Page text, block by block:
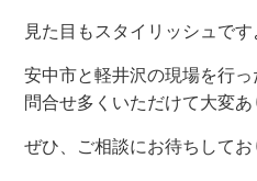
見た目もスタイリッシュです
安中市と軽井沢の現場を行
問合せ多くいただけて大変あ
ぜひ、ご相談にお待ちしてお